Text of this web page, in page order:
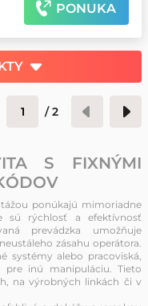
PONUKA
/2
S FIXNÝMI
ponúkajú mimoriadne
sú rýchlosť a efektívnosť
prevádzka umožňuje
zásahu operátora.
systémy alebo pracoviská,
inú manipuláciu. Tieto
na výrobných linkách či v